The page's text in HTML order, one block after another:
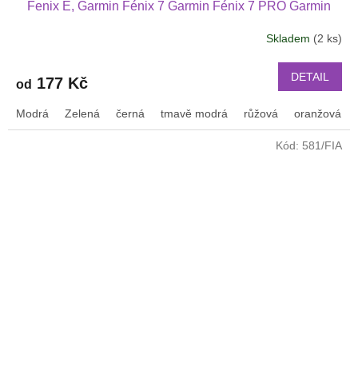
Fenix E, Garmin Fénix 7 Garmin Fénix 7 PRO Garmin
Garmin Forerunner 965 Forerunner 955 945 i 935
je
z
5
Skladem (2 ks)
od 177 Kč DETAIL
Modrá Zelená černá tmavě modrá růžová oranžová
Kód: 581/FIA